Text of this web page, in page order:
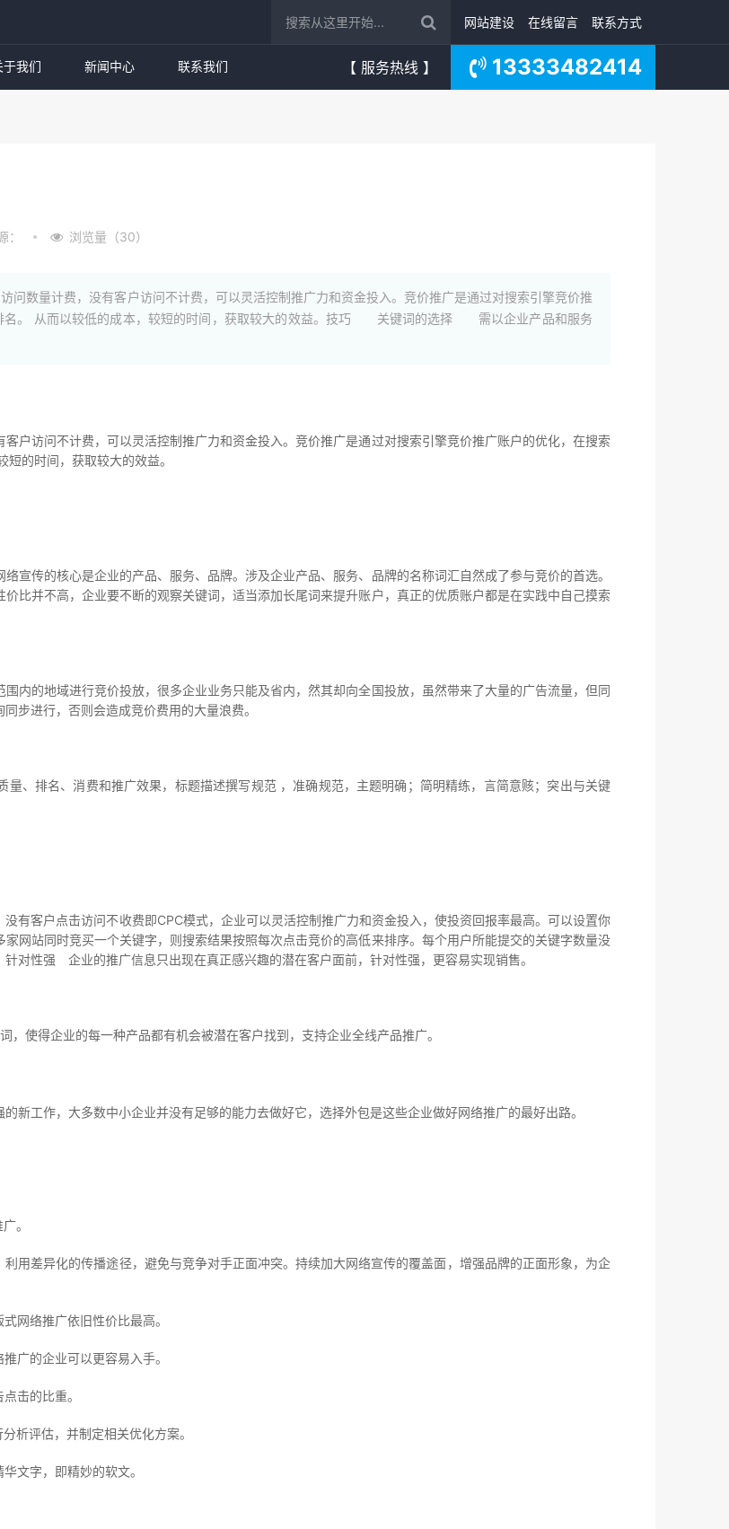
网站建设 在线留言 联系方式
于我们 新闻中心 联系我们 【 服务热线 】 13333482414
： 浏览量（30）
数量计费，没有客户访问不计费，可以灵活控制推广力和资金投入。竞价推广是通过对搜索引擎竞价推
名。 从而以较低的成本，较短的时间，获取较大的效益。技巧 关键词的选择 需以企业产品和服务
访问不计费，可以灵活控制推广力和资金投入。竞价推广是通过对搜索引擎竞价推广账户的优化，在搜索
的时间，获取较大的效益。
传的核心是企业的产品、服务、品牌。涉及企业产品、服务、品牌的名称词汇自然成了参与竞价的首选。
比并不高，企业要不断的观察关键词，适当添加长尾词来提升账户，真正的优质账户都是在实践中自己摸索
的地域进行竞价投放，很多企业业务只能及省内，然其却向全国投放，虽然带来了大量的广告流量，但同
步进行，否则会造成竞价费用的大量浪费。
排名、消费和推广效果，标题描述撰写规范 ，准确规范，主题明确；简明精练，言简意赅；突出与关键
客户点击访问不收费即CPC模式，企业可以灵活控制推广力和资金投入，使投资回报率最高。可以设置你
网站同时竞买一个关键字，则搜索结果按照每次点击竞价的高低来排序。每个用户所能提交的关键字数量没
对性强 企业的推广信息只出现在真正感兴趣的潜在客户面前，针对性强，更容易实现销售。
得企业的每一种产品都有机会被潜在客户找到，支持企业全线产品推广。
工作，大多数中小企业并没有足够的能力去做好它，选择外包是这些企业做好网络推广的最好出路。
。
差异化的传播途径，避免与竞争对手正面冲突。持续加大网络宣传的覆盖面，增强品牌的正面形象，为企
网络推广依旧性价比最高。
广的企业可以更容易入手。
击的比重。
评估，并制定相关优化方案。
文字，即精妙的软文。